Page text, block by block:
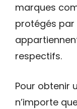
marques
protégés par
respectifs.
Pour obtenir
n’importe